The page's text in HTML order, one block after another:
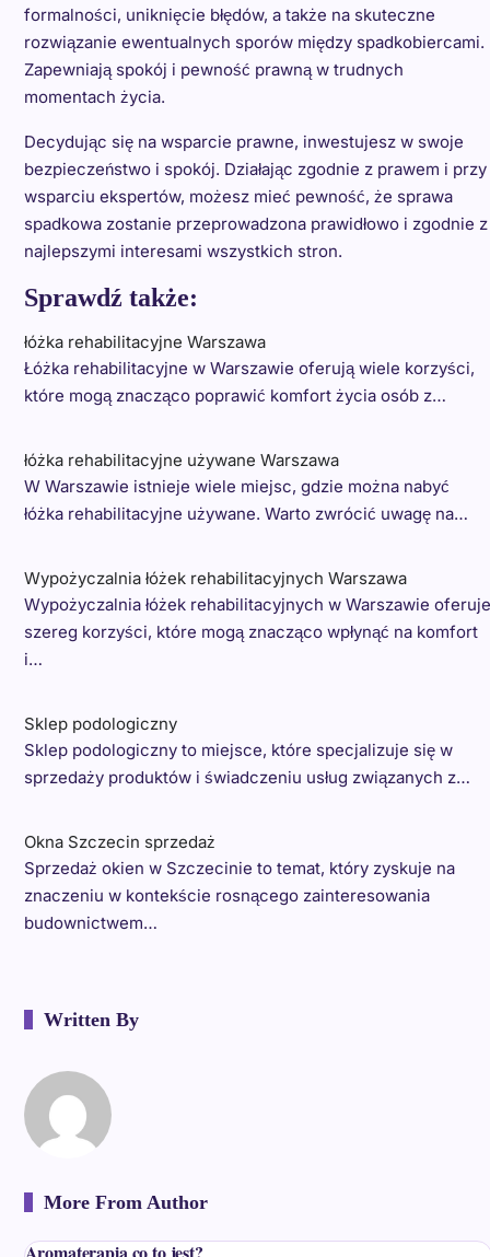
formalności, uniknięcie błędów, a także na skuteczne
rozwiązanie ewentualnych sporów między spadkobiercami.
Zapewniają spokój i pewność prawną w trudnych
momentach życia.
Decydując się na wsparcie prawne, inwestujesz w swoje
bezpieczeństwo i spokój. Działając zgodnie z prawem i przy
wsparciu ekspertów, możesz mieć pewność, że sprawa
spadkowa zostanie przeprowadzona prawidłowo i zgodnie z
najlepszymi interesami wszystkich stron.
Sprawdź także:
łóżka rehabilitacyjne Warszawa
Łóżka rehabilitacyjne w Warszawie oferują wiele korzyści,
które mogą znacząco poprawić komfort życia osób z…
łóżka rehabilitacyjne używane Warszawa
W Warszawie istnieje wiele miejsc, gdzie można nabyć
łóżka rehabilitacyjne używane. Warto zwrócić uwagę na…
Wypożyczalnia łóżek rehabilitacyjnych Warszawa
Wypożyczalnia łóżek rehabilitacyjnych w Warszawie oferuje
szereg korzyści, które mogą znacząco wpłynąć na komfort
i…
Sklep podologiczny
Sklep podologiczny to miejsce, które specjalizuje się w
sprzedaży produktów i świadczeniu usług związanych z…
Okna Szczecin sprzedaż
Sprzedaż okien w Szczecinie to temat, który zyskuje na
znaczeniu w kontekście rosnącego zainteresowania
budownictwem…
Written By
More From Author